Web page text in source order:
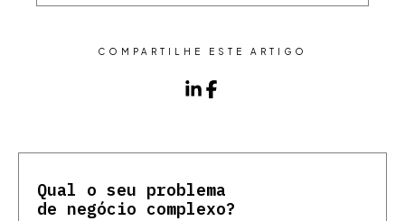
COMPARTILHE ESTE ARTIGO
Qual o seu problema
de negócio complexo?